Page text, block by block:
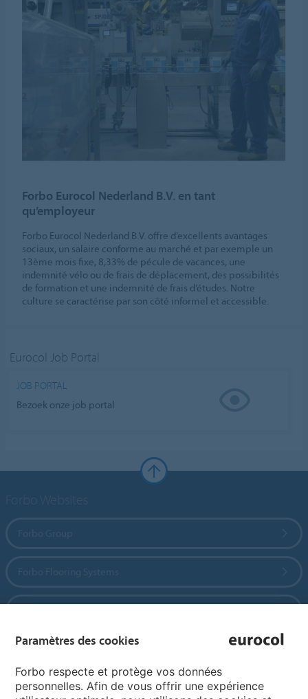
Forbo Eurocol Nederland B.V. en tant
qu’employeur
Forbo Eurocol Nederland B.V. offre d’excellents avantages
sociaux, un salaire conforme au marché et par exemple un
13ème mois fixe, 8,33% de pécule de vacances, une
indemnité vélo ou de frais de déplacement, des possibilités
de formation et une indemnité de frais d’études. Notre
culture se caractérise par son côté informel et accessible.
Eurocol Job Portal
JOB PORTAL
Bezoek onze job portal
Pages de langue
Paramètres des cookies
Forbo respecte et protège vos données
personnelles. Afin de vous offrir une expérience